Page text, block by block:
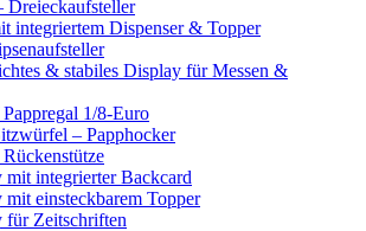
Dreieckaufsteller
integriertem Dispenser & Topper
& stabiles Display für Messen &
1/8-Euro
– Papphocker
mit integrierter Backcard
einsteckbarem Topper
für Zeitschriften